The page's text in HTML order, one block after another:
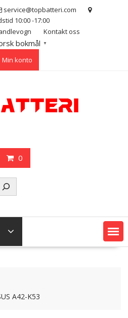
service@topbatteri.com
10:00 -17:00
Kontakt oss
bokmål ▼
Min konto
0
A42-K53